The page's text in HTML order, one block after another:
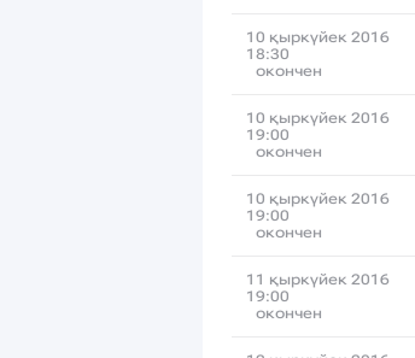
10 қыркүйек 2016
18:30
окончен
10 қыркүйек 2016
19:00
окончен
10 қыркүйек 2016
19:00
окончен
11 қыркүйек 2016
19:00
окончен